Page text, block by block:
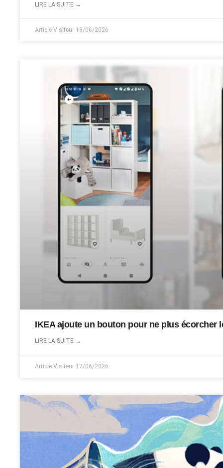
LIRE LA SUITE →
Article Visiteur 18/06/2026
IKEA ajoute un bouton pour ne plus écorcher
LIRE LA SUITE →
Article Visiteur 17/06/2026